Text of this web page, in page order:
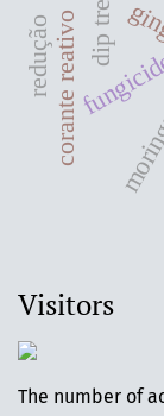
corante reativo
redução
Visitors
The number of